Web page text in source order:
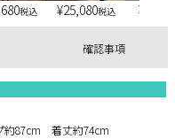
税込 ¥25,080税込 ¥
確認事項
87cm 着丈約74cm